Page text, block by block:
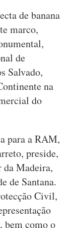
de banana
marco,
de
Salvado,
na
do
para a RAM,
preside,
Madeira,
de Santana.
Civil,
bem como o